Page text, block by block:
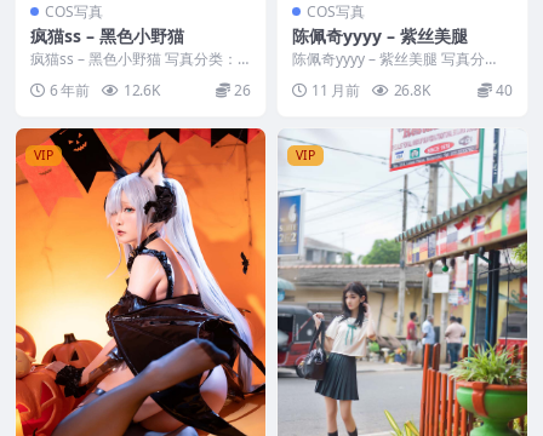
COS写真
疯猫ss – 黑色小野猫
疯猫ss – 黑色小野猫 写真分类：
唯美，参与模特：疯猫ss [套图大
小]：[2...
6 年前 12.6K 26
COS写真
陈佩奇yyyy – 紫丝美腿
陈佩奇yyyy – 紫丝美腿 写真分
类：唯美，参与模特：陈佩奇yyyy
[资源大...
11 月前 26.8K 40
VIP VIP